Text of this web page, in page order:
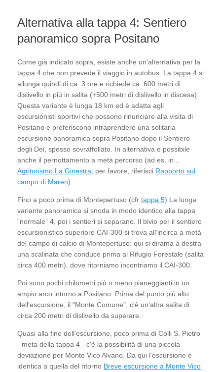
Alternativa alla tappa 4: Sentiero
panoramico sopra Positano
Come già indicato sopra, esiste anche un'alternativa per la
tappa 4 che non prevede il viaggio in autobus. La tappa 4 si
allunga quindi di ca. 3 ore e richiede ca. 600 metri di
dislivello in più in salita (+500 metri di dislivello in discesa).
Questa variante è lunga 18 km ed è adatta agli
escursionisti sportivi che possono rinunciare alla visita di
Positano e preferiscono intraprendere una solitaria
escursione panoramica sopra Positano dopo il Sentiero
degli Dei, spesso sovraffollato. In alternativa è possibile
anche il pernottamento a metà percorso (ad es. in...
Agriturismo La Ginestra , per favore, riferisci Rapporto sul
campo di Maren).
Fino a poco prima di Montepertuso (cfr tappa 5) La lunga
variante panoramica si snoda in modo identico alla tappa
“normale” 4, poi i sentieri si separano. Il bivio per il sentiero
escursionistico superiore CAI-300 si trova all'incirca a metà
del campo di calcio di Montepertuso: qui si dirama a destra
una scalinata che conduce prima al Rifugio Forestale (salita
circa 400 metri), dove ritorniamo incontriamo il CAI-300.
Poi sono pochi chilometri più o meno pianeggianti in un
ampio arco intorno a Positano. Prima del punto più alto
dell'escursione, il "Monte Comune", c'è un'altra salita di
circa 200 metri di dislivello da superare.
Quasi alla fine dell'escursione, poco prima di Colli S. Pietro
- meta della tappa 4 - c'è la possibilità di una piccola
deviazione per Monte Vico Alvano. Da qui l'escursione è
identica a quella del ritorno Breve escursione a Monte Vico